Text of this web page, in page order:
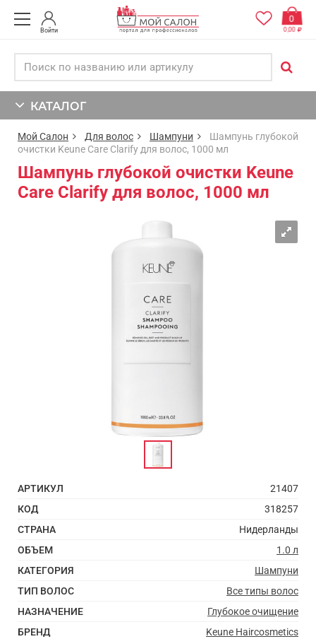
Войти
0
0,00
КАТАЛОГ
Мой Салон Для волос Шампуни
Шампунь глубокой
очистки Keune Care Clarify для волос, 1000 мл
Шампунь глубокой очистки Keune
Care Clarify для волос, 1000 мл
АРТИКУЛ
21407
КОД
318257
СТРАНА
Нидерланды
ОБЪЕМ
1.0 л
КАТЕГОРИЯ
Шампуни
ТИП ВОЛОС
Все типы волос
НАЗНАЧЕНИЕ
Глубокое очищение
БРЕНД
Keune Haircosmetics